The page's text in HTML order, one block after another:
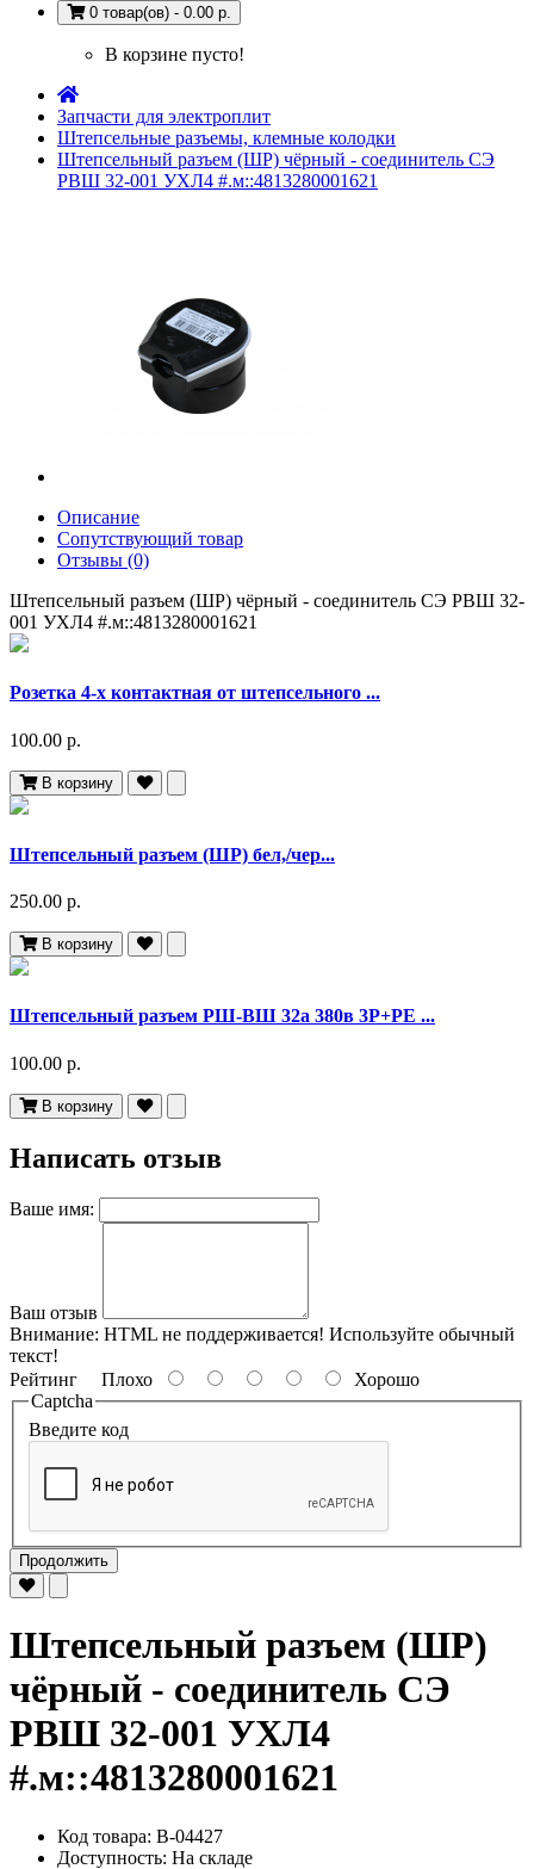
0 товар(ов) - 0.00 р.
В корзине пусто!
Запчасти для электроплит
Штепсельные разъемы, клемные колодки
Штепсельный разъем (ШР) чёрный - соединитель СЭ
РВШ 32-001 УХЛ4 #.м::4813280001621
Описание
Сопутствующий товар
Отзывы (0)
Штепсельный разъем (ШР) чёрный - соединитель СЭ РВШ 32-
001 УХЛ4 #.м::4813280001621
Розетка 4-х контактная от штепсельного ...
100.00 р.
В корзину
Штепсельный разъем (ШР) бел,/чер...
250.00 р.
В корзину
Штепсельный разъем РШ-ВШ 32а 380в 3Р+РЕ ...
100.00 р.
В корзину
Написать отзыв
Ваше имя:
Ваш отзыв
Внимание: HTML не поддерживается! Используйте обычный
текст!
Рейтинг Плохо
Хорошо
Captcha
Введите код
Продолжить
Штепсельный разъем (ШР)
чёрный - соединитель СЭ
РВШ 32-001 УХЛ4
#.м::4813280001621
Код товара: B-04427
Доступность: На складе